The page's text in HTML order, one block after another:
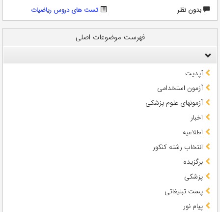
بدون نظر
تست های دروس ریاضیات
فهرست موضوعات اصلی
آپدیت
آزمون استخدامی
آزمونهای علوم پزشکی
اخبار
اطلاعیه
انتخاب رشته کنکور
برگزیده
پزشکی
پست تبلیغاتی
پیام نور